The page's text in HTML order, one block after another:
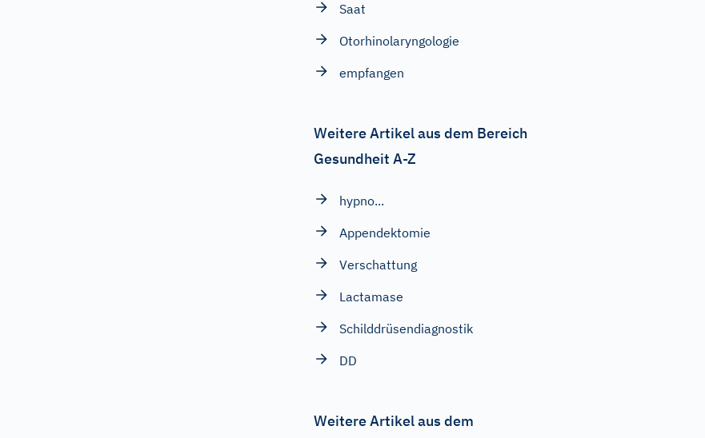
Saat
Otorhinolaryngologie
empfangen
Weitere Artikel aus dem Bereich
Gesundheit A-Z
hypno...
Appendektomie
Verschattung
Lactamase
Schilddrüsendiagnostik
DD
Weitere Artikel aus dem